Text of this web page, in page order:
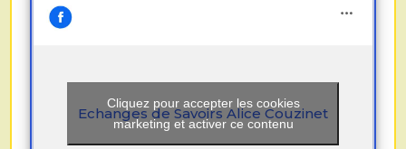
Echanges de Savoirs Alice Couzinet
Cliquez pour accepter les cookies
marketing et activer ce contenu